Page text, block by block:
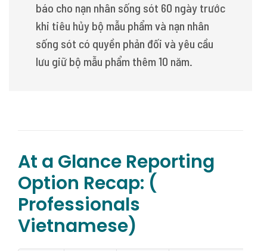
báo cho nạn nhân sống sót 60 ngày trước
khi tiêu hủy bộ mẫu phẩm và nạn nhân
sống sót có quyền phản đối và yêu cầu
lưu giữ bộ mẫu phẩm thêm 10 năm.
At a Glance Reporting
Option Recap: (
Professionals
Vietnamese)